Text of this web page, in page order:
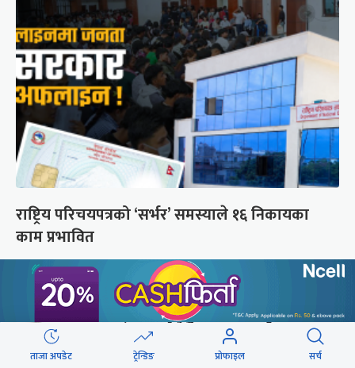
राष्ट्रिय परिचयपत्रको ‘सर्भर’ समस्याले १६ निकायका
काम प्रभावित
छुटाउनुभयो कि ?
संसद्लाई टेर्दैनन् प्रधानमन्त्री, लाचार
छन् सभामुख
ताजा अपडेट ट्रेन्डिङ प्रोफाइल सर्च